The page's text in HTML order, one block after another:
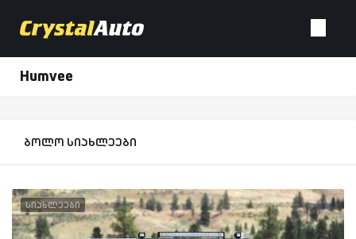
Humvee
ბოლო სიახლეები
სიახლეები